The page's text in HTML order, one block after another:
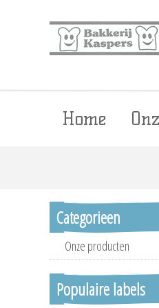
Home
Categorieen
Onze producten
Populaire labels